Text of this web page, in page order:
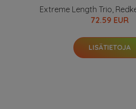
Extreme Length Trio,
72.59 EUR
LISÄTIETOJA